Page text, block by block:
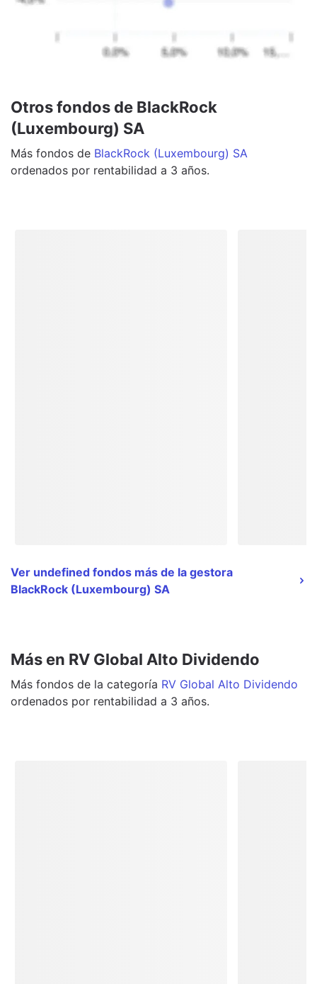
Otros fondos de BlackRock
(Luxembourg) SA
Más fondos de BlackRock (Luxembourg) SA
ordenados por rentabilidad a 3 años.
Ver undefined fondos más de la gestora
BlackRock (Luxembourg) SA
Más en RV Global Alto Dividendo
Más fondos de la categoría RV Global Alto Dividendo
ordenados por rentabilidad a 3 años.